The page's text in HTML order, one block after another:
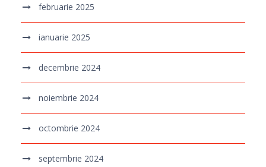
februarie 2025
ianuarie 2025
decembrie 2024
noiembrie 2024
octombrie 2024
septembrie 2024